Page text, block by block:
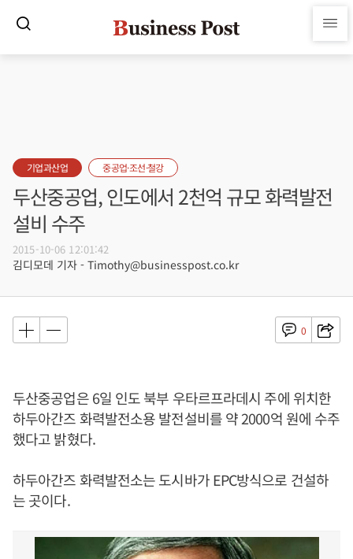
기업과산업 중공업·조선·철강
두산중공업, 인도에서 2천억 규모 화력발전
설비 수주
2015-10-06 12:01:42
김디모데 기자 - Timothy@businesspost.co.kr
0
두산중공업은 6일 인도 북부 우타르프라데시 주에 위치한
하두아간즈 화력발전소용 발전설비를 약 2000억 원에 수주
했다고 밝혔다.
하두아간즈 화력발전소는 도시바가 EPC방식으로 건설하
는 곳이다.